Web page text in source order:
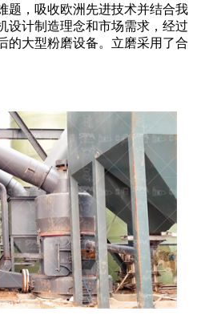
题，吸收欧洲先进技术并结合我
设计制造理念和市场需求，经过
的大型粉磨设备。立磨采用了合